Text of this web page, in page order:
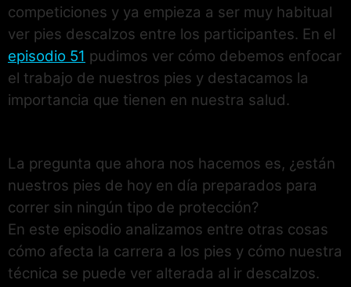
competiciones y ya empieza a ser muy habitual
ver pies descalzos entre los participantes. En el
episodio 51 pudimos ver cómo debemos enfocar
el trabajo de nuestros pies y destacamos la
importancia que tienen en nuestra salud.
La pregunta que ahora nos hacemos es, ¿están
nuestros pies de hoy en día preparados para
correr sin ningún tipo de protección?
En este episodio analizamos entre otras cosas
cómo afecta la carrera a los pies y cómo nuestra
técnica se puede ver alterada al ir descalzos.